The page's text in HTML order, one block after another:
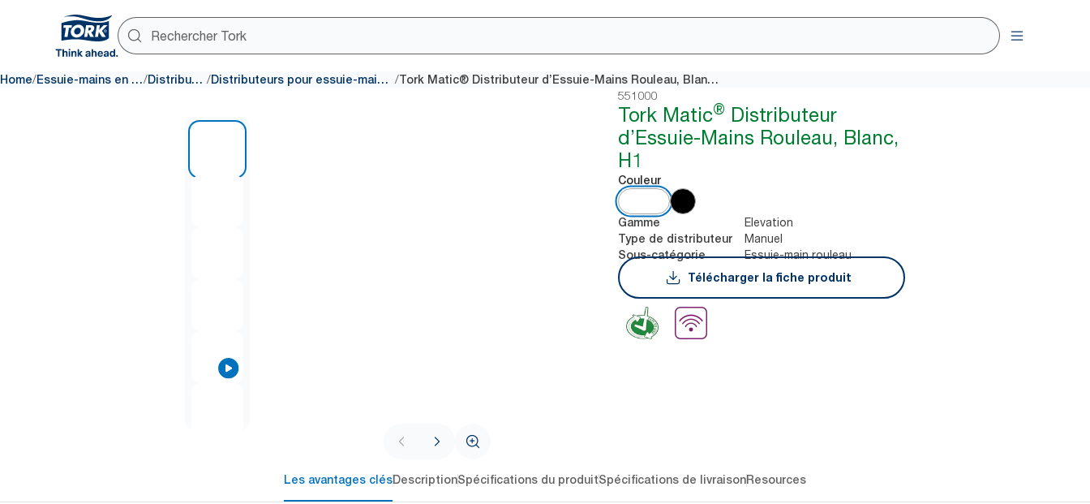
Home/ Essuie-mains en papier/ Distributeurs / Distributeurs pour essuie-mains rouleau / Tork Matic® Distributeur d’Essuie-Mains Rouleau, Blanc, H1
551000
Tork Matic® Distributeur
d’Essuie-Mains Rouleau, Blanc,
H1
Couleur
Gamme Elevation
Type de distributeur Manuel
Sous-catégorie
Essuie-main rouleau
Télécharger la fiche produit
Les avantages clésDescriptionSpécifications du produitSpécifications de livraisonResources